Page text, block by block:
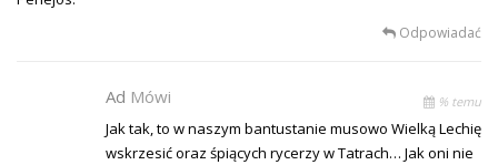
Odpowiadać
Ad Mówi % temu
Jak tak, to w naszym bantustanie musowo Wielką Lechię
wskrzesić oraz śpiących rycerzy w Tatrach… Jak oni nie